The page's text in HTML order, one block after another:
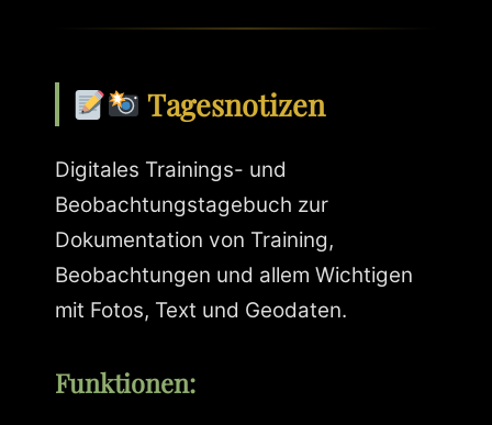
Tagesnotizen
Digitales Trainings- und
Beobachtungstagebuch zur
Dokumentation von Training,
Beobachtungen und allem Wichtigen
mit Fotos, Text und Geodaten.
Funktionen: